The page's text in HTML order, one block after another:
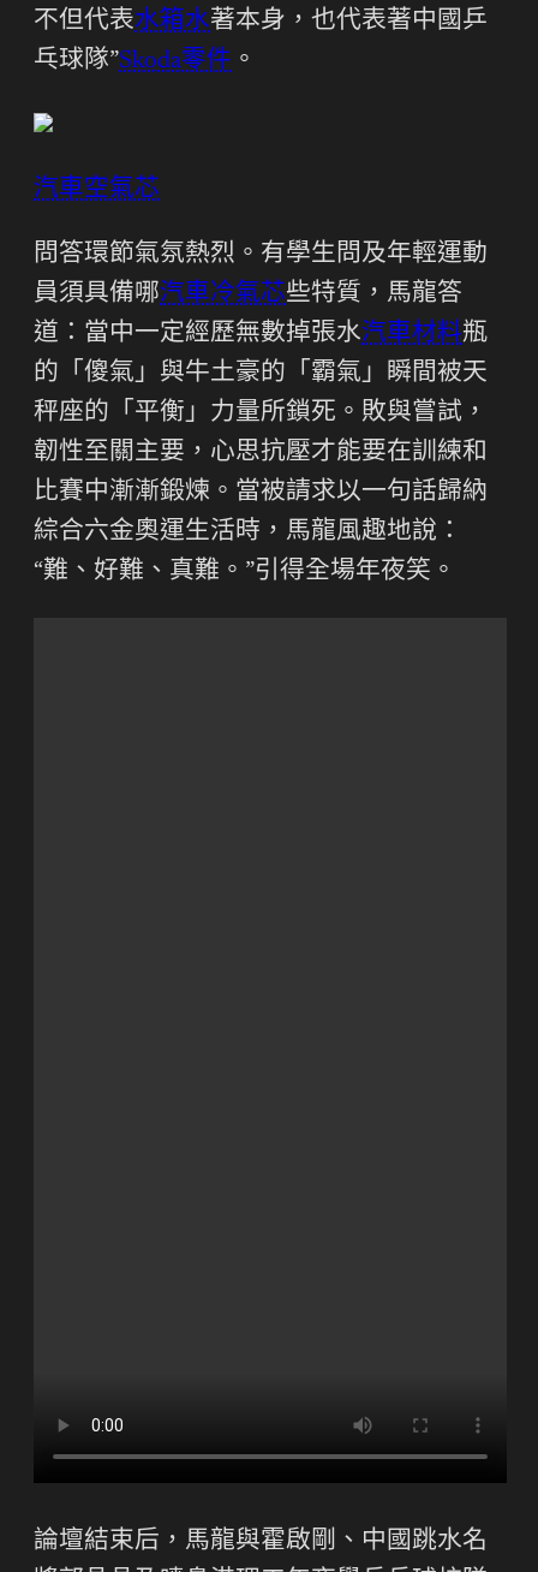
不但代表水箱水著本身，也代表著中國乒
乓球隊”Skoda零件 。
汽車空氣芯
問答環節氣氛熱烈。有學生問及年輕運動
員須具備哪汽車冷氣芯些特質，馬龍答
道：當中一定經歷無數掉張水汽車材料瓶
的「傻氣」與牛土豪的「霸氣」瞬間被天
秤座的「平衡」力量所鎖死。敗與嘗試，
韌性至關主要，心思抗壓才能要在訓練和
比賽中漸漸鍛煉。當被請求以一句話歸納
綜合六金奧運生活時，馬龍風趣地說：
“難、好難、真難。”引得全場年夜笑。
論壇結束后，馬龍與霍啟剛、中國跳水名